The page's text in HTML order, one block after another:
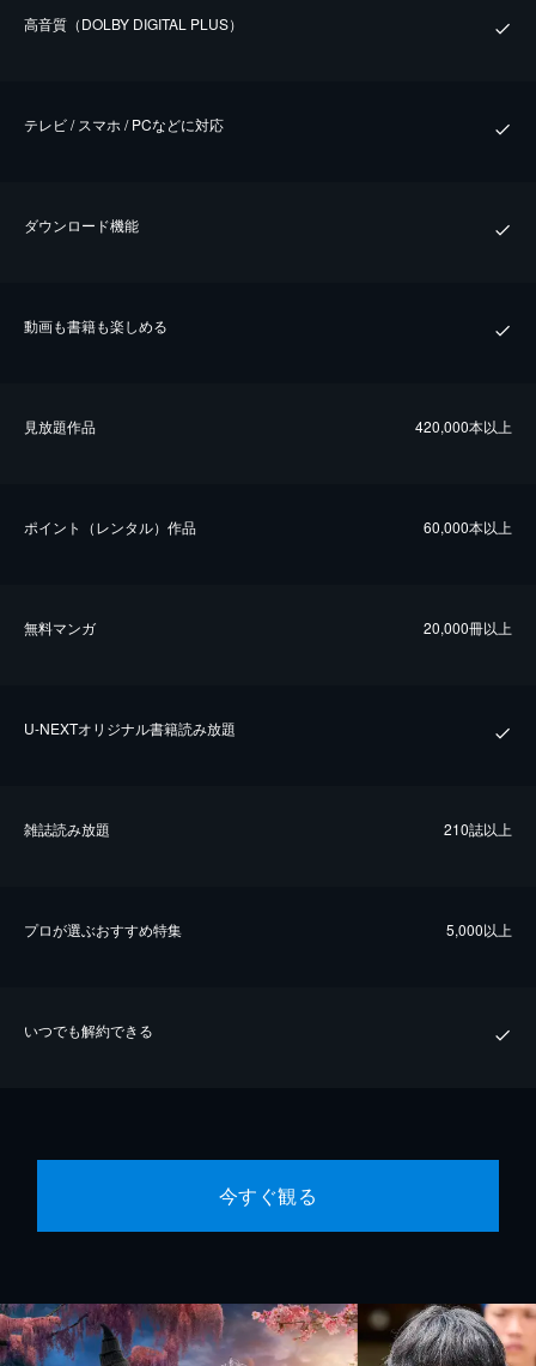
⾼⾳質（DOLBY DIGITAL PLUS）
テレビ / スマホ / PCなどに対応
ダウンロード機能
動画も書籍も楽しめる
⾒放題作品 420,000本以上
ポイント（レンタル）作品 60,000本以上
無料マンガ 20,000冊以上
U-NEXTオリジナル書籍読み放題
雑誌読み放題 210誌以上
プロが選ぶおすすめ特集 5,000以上
いつでも解約できる
今すぐ観る